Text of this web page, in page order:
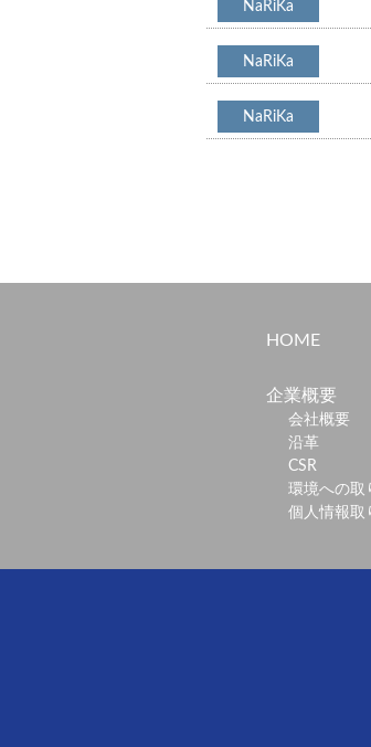
HOME
企業概要
会社概要
沿革
CSR
環境への取
個人情報取